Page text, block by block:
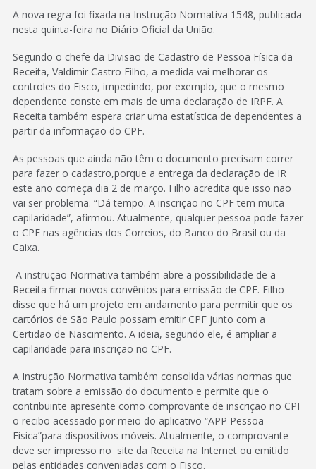
A nova regra foi fixada na Instrução Normativa 1548, publicada
nesta quinta-feira no Diário Oficial da União.
Segundo o chefe da Divisão de Cadastro de Pessoa Física da
Receita, Valdimir Castro Filho, a medida vai melhorar os
controles do Fisco, impedindo, por exemplo, que o mesmo
dependente conste em mais de uma declaração de IRPF. A
Receita também espera criar uma estatística de dependentes a
partir da informação do CPF.
As pessoas que ainda não têm o documento precisam correr
para fazer o cadastro,porque a entrega da declaração de IR
este ano começa dia 2 de março. Filho acredita que isso não
vai ser problema. “Dá tempo. A inscrição no CPF tem muita
capilaridade”, afirmou. Atualmente, qualquer pessoa pode fazer
o CPF nas agências dos Correios, do Banco do Brasil ou da
Caixa.
A instrução Normativa também abre a possibilidade de a
Receita firmar novos convênios para emissão de CPF. Filho
disse que há um projeto em andamento para permitir que os
cartórios de São Paulo possam emitir CPF junto com a
Certidão de Nascimento. A ideia, segundo ele, é ampliar a
capilaridade para inscrição no CPF.
A Instrução Normativa também consolida várias normas que
tratam sobre a emissão do documento e permite que o
contribuinte apresente como comprovante de inscrição no CPF
o recibo acessado por meio do aplicativo “APP Pessoa
Física”para dispositivos móveis. Atualmente, o comprovante
deve ser impresso no site da Receita na Internet ou emitido
pelas entidades conveniadas com o Fisco.